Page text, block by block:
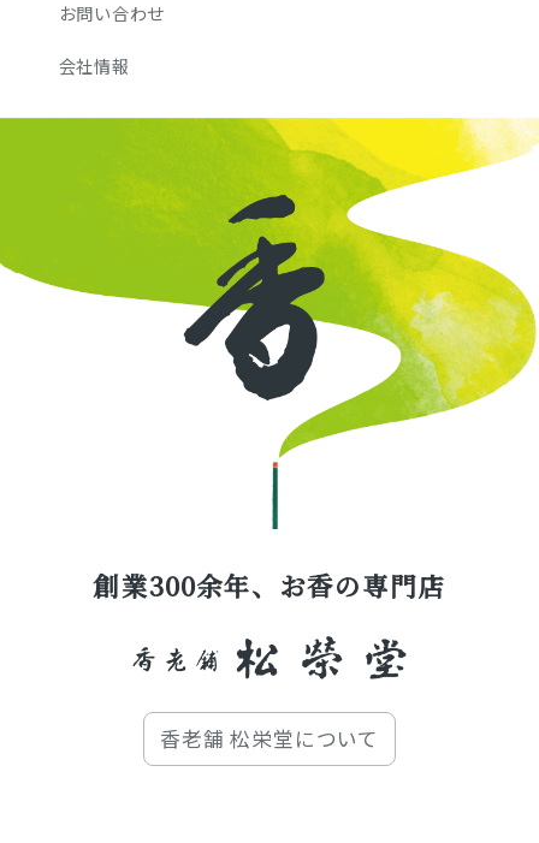
お問い合わせ
会社情報
創業300余年、お香の専門店
香老舗 松栄堂について